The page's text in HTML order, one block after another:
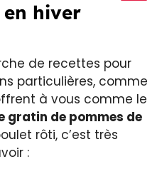
hiver
de recettes pour
particulières, comme
à vous comme le
gratin de pommes de
rôti, c’est très
: